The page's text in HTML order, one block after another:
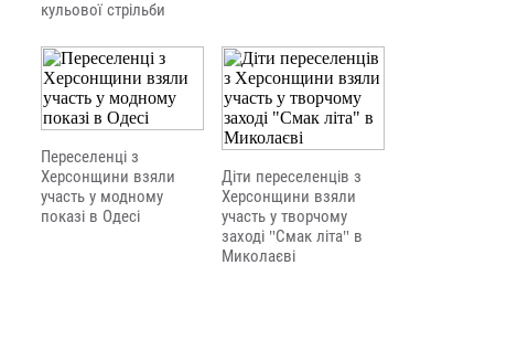
кульової стрільби
Переселенці з
Херсонщини взяли
участь у модному
показі в Одесі
Діти переселенців з
Херсонщини взяли
участь у творчому
заході "Смак літа" в
Миколаєві